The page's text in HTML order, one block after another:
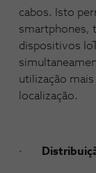
cabos. Isto
smartphones,
dispositivos
utilização
localização.
·